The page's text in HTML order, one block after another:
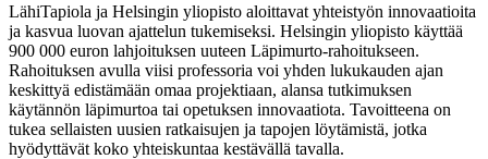
LähiTapiola ja Helsingin yliopisto aloittavat yhteistyön innovaatioita
ja kasvua luovan ajattelun tukemiseksi. Helsingin yliopisto käyttää
900 000 euron lahjoituksen uuteen Läpimurto-rahoitukseen.
Rahoituksen avulla viisi professoria voi yhden lukukauden ajan
keskittyä edistämään omaa projektiaan, alansa tutkimuksen
käytännön läpimurtoa tai opetuksen innovaatiota. Tavoitteena on
tukea sellaisten uusien ratkaisujen ja tapojen löytämistä, jotka
hyödyttävät koko yhteiskuntaa kestävällä tavalla.